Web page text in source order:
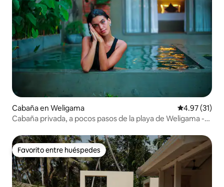
Cabaña en Weligama Calificación
4.97 (31)
Cabaña privada, a pocos pasos de la playa de Weligama -
Favorito entre huéspedes
Favorito entre huéspedes